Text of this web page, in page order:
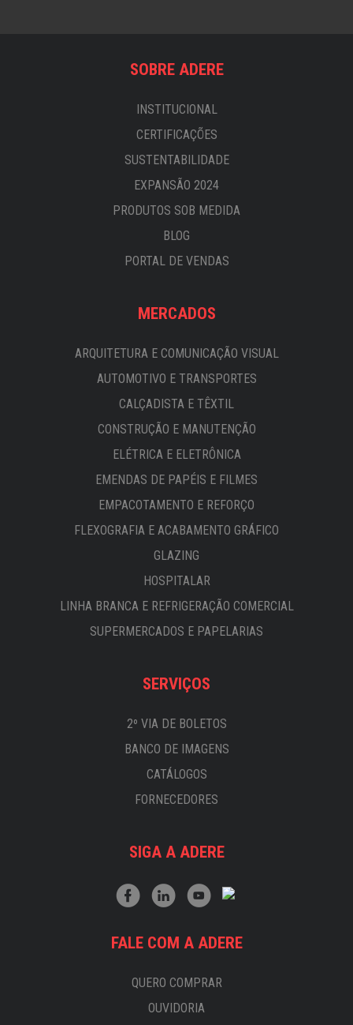
SOBRE ADERE
INSTITUCIONAL
CERTIFICAÇÕES
SUSTENTABILIDADE
EXPANSÃO 2024
PRODUTOS SOB MEDIDA
BLOG
PORTAL DE VENDAS
MERCADOS
ARQUITETURA E COMUNICAÇÃO VISUAL
AUTOMOTIVO E TRANSPORTES
CALÇADISTA E TÊXTIL
CONSTRUÇÃO E MANUTENÇÃO
ELÉTRICA E ELETRÔNICA
EMENDAS DE PAPÉIS E FILMES
EMPACOTAMENTO E REFORÇO
FLEXOGRAFIA E ACABAMENTO GRÁFICO
GLAZING
HOSPITALAR
LINHA BRANCA E REFRIGERAÇÃO COMERCIAL
SUPERMERCADOS E PAPELARIAS
SERVIÇOS
2º VIA DE BOLETOS
BANCO DE IMAGENS
CATÁLOGOS
FORNECEDORES
SIGA A ADERE
FALE COM A ADERE
QUERO COMPRAR
OUVIDORIA